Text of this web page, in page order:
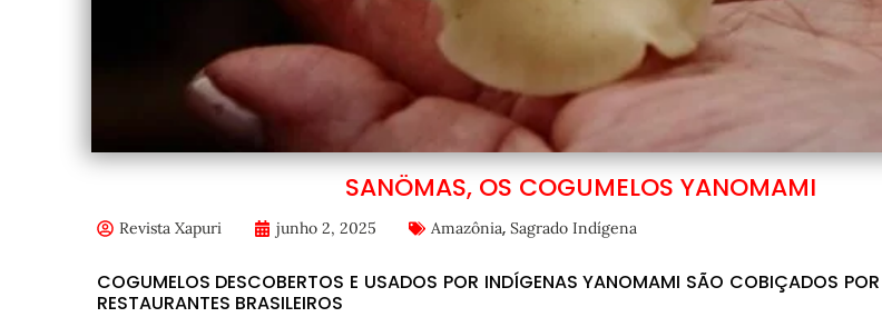
SANÖMAS, OS COGUMELOS YANOMAMI
Revista Xapuri junho 2, 2025 Amazônia, Sagrado Indígena
COGUMELOS DESCOBERTOS E USADOS POR INDÍGENAS YANOMAMI SÃO COBIÇADOS POR
RESTAURANTES BRASILEIROS